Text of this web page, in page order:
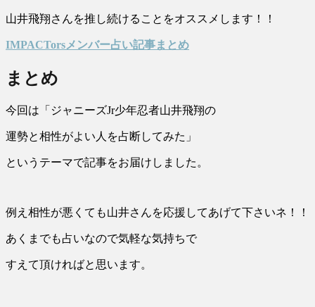
山井飛翔さんを推し続けることをオススメします！！
IMPACTorsメンバー占い記事まとめ
まとめ
今回は「ジャニーズJr少年忍者山井飛翔の
運勢と相性がよい人を占断してみた」
というテーマで記事をお届けしました。
例え相性が悪くても山井さんを応援してあげて下さいネ！！
あくまでも占いなので気軽な気持ちで
すえて頂ければと思います。